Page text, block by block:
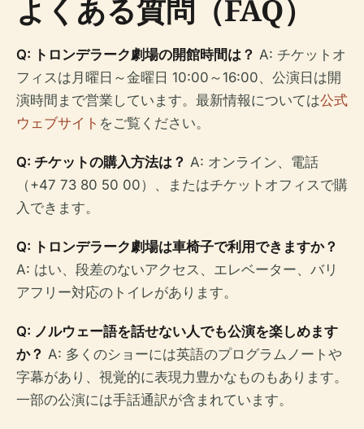
よくある質問（FAQ）
Q: トロンデラーク劇場の開館時間は？ A: チケットオ
フィスは月曜日～金曜日 10:00～16:00、公演日は開
演時間まで営業しています。最新情報については公式
ウェブサイト をご覧ください。
Q: チケットの購入方法は？ A: オンライン、電話
（+47 73 80 50 00）、またはチケットオフィスで購
入できます。
Q: トロンデラーク劇場は車椅子で利用できますか？
A: はい、段差のないアクセス、エレベーター、バリ
アフリー対応のトイレがあります。
Q: ノルウェー語を話せない人でも公演を楽しめます
か？ A: 多くのショーには英語のプログラムノートや
字幕があり、視覚的に表現力豊かなものもあります。
一部の公演には手話通訳が含まれています。